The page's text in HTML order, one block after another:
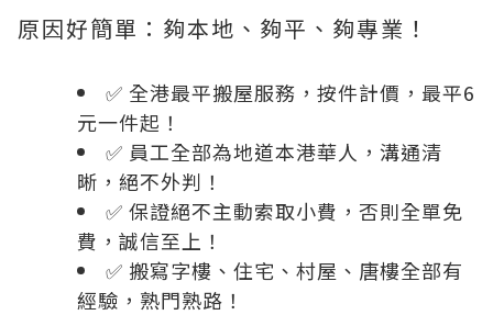
原因好簡單：夠本地、夠平、夠專業！
✅ 全港最平搬屋服務，按件計價，最平6
元一件起！
✅ 員工全部為地道本港華人，溝通清
晰，絕不外判！
✅ 保證絕不主動索取小費，否則全單免
費，誠信至上！
✅ 搬寫字樓、住宅、村屋、唐樓全部有
經驗，熟門熟路！